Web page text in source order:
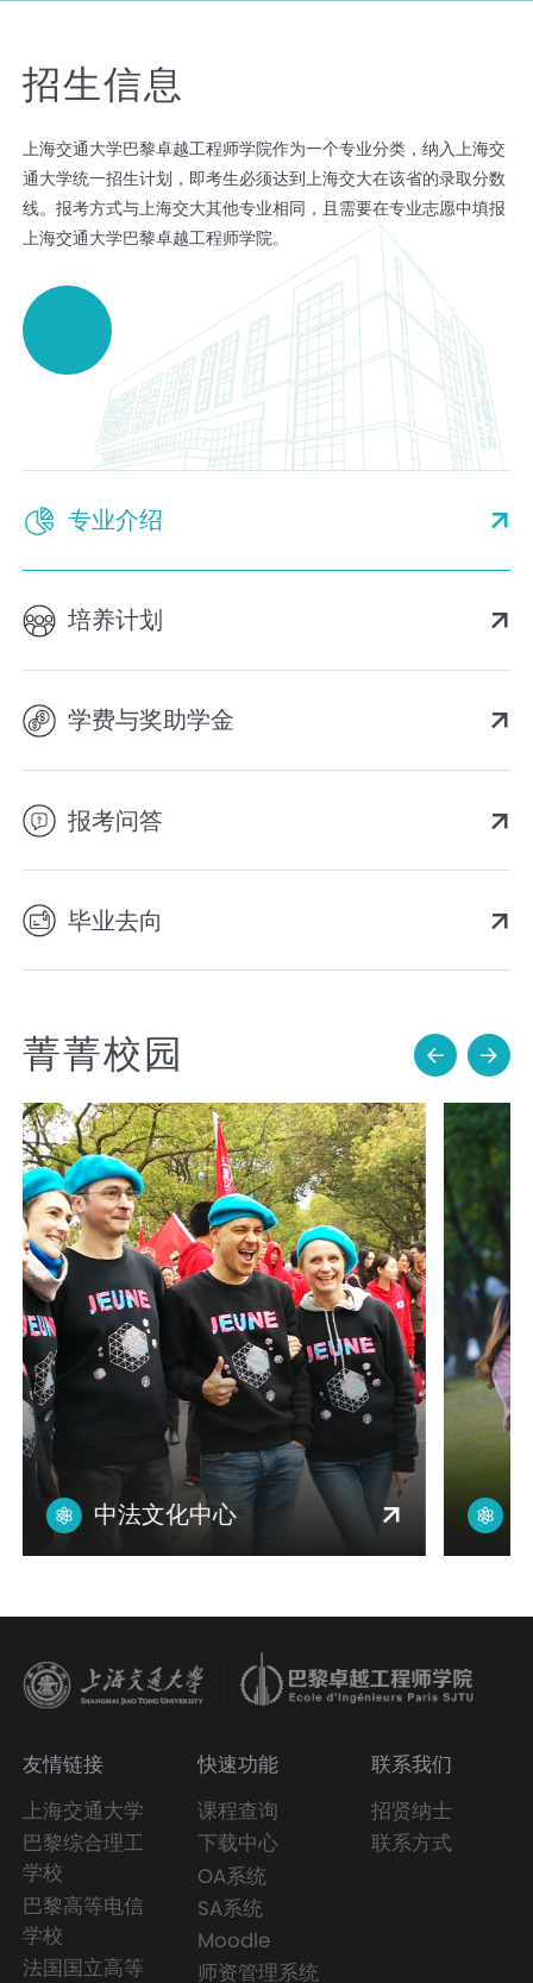
招生信息
上海交通大学巴黎卓越工程师学院作为一个专业分类，纳入上海交
通大学统一招生计划，即考生必须达到上海交大在该省的录取分数
线。报考方式与上海交大其他专业相同，且需要在专业志愿中填报
上海交通大学巴黎卓越工程师学院。
专业介绍
培养计划
学费与奖助学金
报考问答
毕业去向
菁菁校园
中法文化中心
友情链接
上海交通大学
巴黎综合理工
学校
巴黎高等电信
学校
法国国立高等
快速功能
课程查询
下载中心
OA系统
SA系统
Moodle
师资管理系统
联系我们
招贤纳士
联系方式